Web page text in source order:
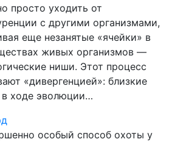
просто уходить от
с другими организмами,
еще незанятые «ячейки» в
живых организмов —
ниши. Этот процесс
«дивергенцией»: близкие
ходе эволюции…
особый способ охоты у